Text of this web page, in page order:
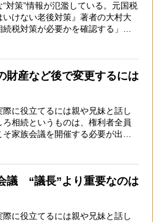
策”情報が氾濫している。元国税
けない老後対策』著者の大村大
税対策が必要かを確認する」と
産など後で変更するには
に役立てるには親や兄妹と話し
相続というものは、権利者全員
家族会議を開催する必要が出て
議 “議長”より重要なのは
に役立てるには親や兄妹と話し